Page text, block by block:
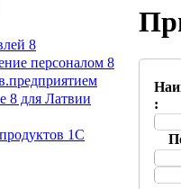
8
персоналом 8
8 для Латвии
1С
: